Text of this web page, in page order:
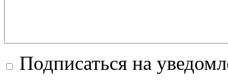
Подписаться на